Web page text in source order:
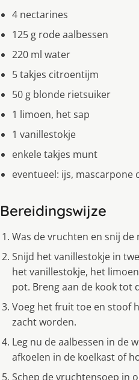
4 nectarines
125 g rode aalbessen
220 ml water
5 takjes citroentijm
50 g blonde rietsuiker
1 limoen, het sap
1 vanillestokje
enkele takjes munt
eventueel: ijs, mascarpone
Bereidingswijze
Was de vruchten en snij de
Snijd het vanillestokje in
het vanillestokje, het
pot. Breng aan de kook tot
Voeg het fruit toe en stoof
zacht worden.
Leg nu de aalbessen in de
afkoelen in de koelkast of
Schep de vruchtensoep in